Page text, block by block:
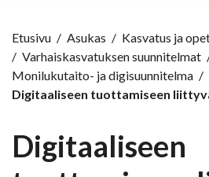
Etusivu / Asukas / Kasvatus ja
/ Varhaiskasvatuksen suunnitelmat
Monilukutaito- ja digisuunnitelma /
Digitaaliseen tuottamiseen
Digitaaliseen